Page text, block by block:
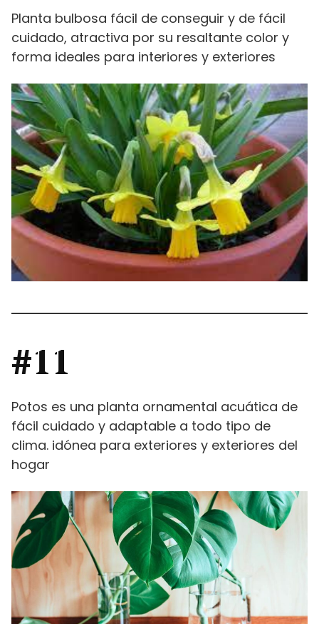
Planta bulbosa fácil de conseguir y de fácil
cuidado, atractiva por su resaltante color y
forma ideales para interiores y exteriores
#11
Potos es una planta ornamental acuática de
fácil cuidado y adaptable a todo tipo de
clima. idónea para exteriores y exteriores del
hogar